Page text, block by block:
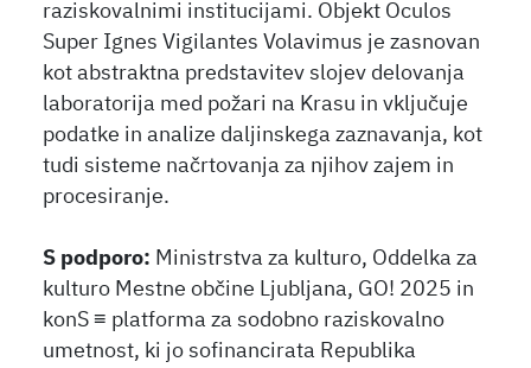
raziskovalnimi institucijami. Objekt Oculos
Super Ignes Vigilantes Volavimus je zasnovan
kot abstraktna predstavitev slojev delovanja
laboratorija med požari na Krasu in vključuje
podatke in analize daljinskega zaznavanja, kot
tudi sisteme načrtovanja za njihov zajem in
procesiranje.
S podporo: Ministrstva za kulturo, Oddelka za
kulturo Mestne občine Ljubljana, GO! 2025 in
konS ≡ platforma za sodobno raziskovalno
umetnost, ki jo sofinancirata Republika